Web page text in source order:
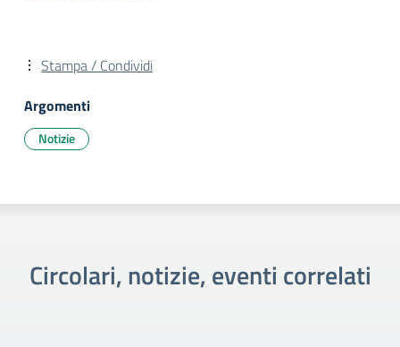
Stampa / Condividi
Argomenti
Notizie
Circolari, notizie, eventi correlati